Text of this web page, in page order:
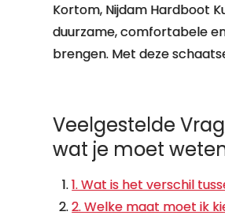
Kortom, Nijdam Hardboot
duurzame, comfortabele
brengen. Met deze
Veelgestelde
wat je moet
1. Wat is het verschil
2. Welke maat moet ik